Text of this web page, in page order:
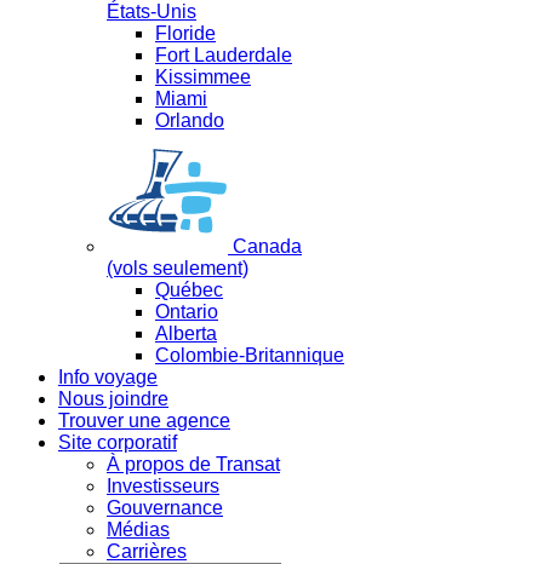
États-Unis
Floride
Fort Lauderdale
Kissimmee
Miami
Orlando
Canada
(vols seulement)
Québec
Ontario
Alberta
Colombie-Britannique
Info voyage
Nous joindre
Trouver une agence
Site corporatif
À propos de Transat
Investisseurs
Gouvernance
Médias
Carrières